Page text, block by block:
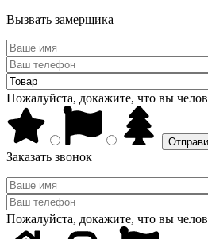
Вызвать замерщика
Пожалуйста, докажите, что вы
Заказать звонок
Пожалуйста, докажите, что вы